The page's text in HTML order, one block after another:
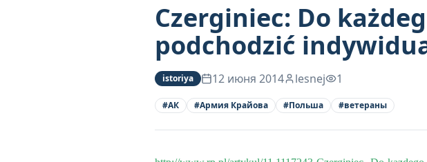
Czerginiec: Do
podchodzić
istoriya 12 июня 2014 lesnej 1
#АК #Армия Крайова #Польша #ветераны